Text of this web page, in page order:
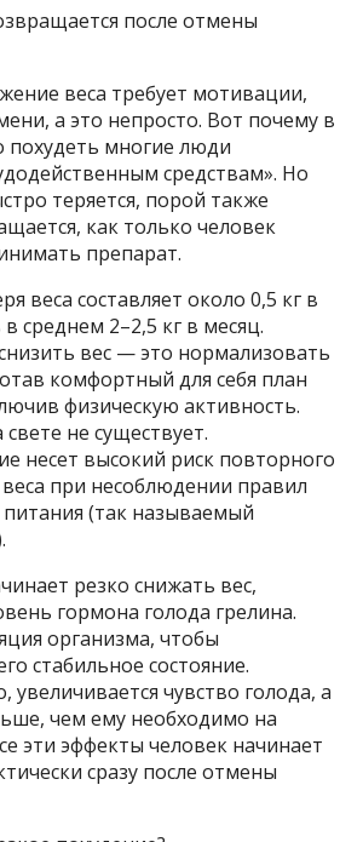
после отмены
веса требует мотивации,
а это непросто. Вот почему в
похудеть многие люди
средствам». Но
теряется, порой также
как только человек
препарат.
веса составляет около 0,5 кг в
среднем 2–2,5 кг в месяц.
вес — это нормализовать
комфортный для себя план
физическую активность.
не существует.
несет высокий риск повторного
при несоблюдении правил
(так называемый
резко снижать вес,
гормона голода грелина.
организма, чтобы
стабильное состояние.
увеличивается чувство голода, а
чем ему необходимо на
эти эффекты человек начинает
сразу после отмены